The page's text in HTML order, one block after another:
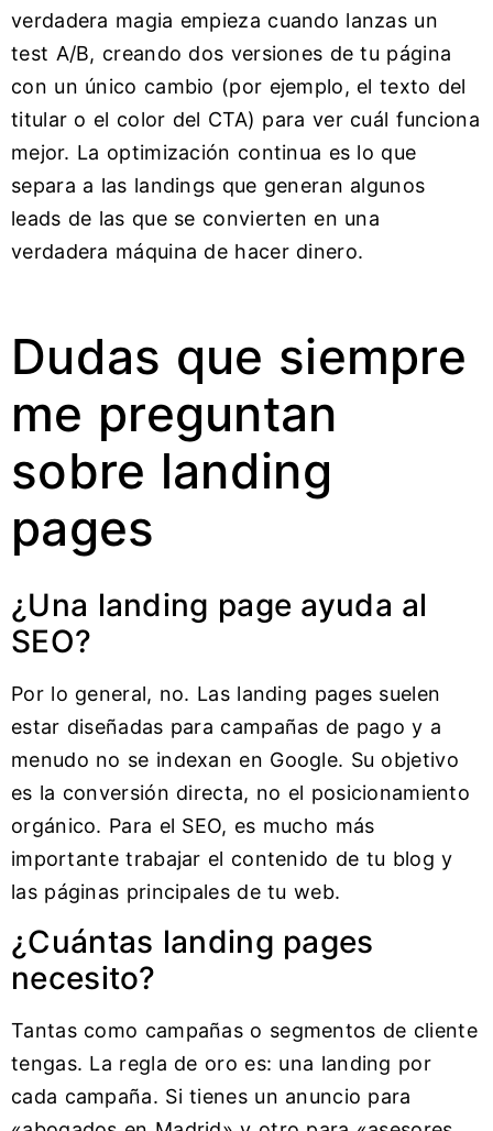
verdadera magia empieza cuando lanzas un
test A/B, creando dos versiones de tu página
con un único cambio (por ejemplo, el texto del
titular o el color del CTA) para ver cuál funciona
mejor. La optimización continua es lo que
separa a las landings que generan algunos
leads de las que se convierten en una
verdadera máquina de hacer dinero.
Dudas que siempre
me preguntan
sobre landing
pages
¿Una landing page ayuda al
SEO?
Por lo general, no. Las landing pages suelen
estar diseñadas para campañas de pago y a
menudo no se indexan en Google. Su objetivo
es la conversión directa, no el posicionamiento
orgánico. Para el SEO, es mucho más
importante trabajar el contenido de tu blog y
las páginas principales de tu web.
¿Cuántas landing pages
necesito?
Tantas como campañas o segmentos de cliente
tengas. La regla de oro es: una landing por
cada campaña. Si tienes un anuncio para